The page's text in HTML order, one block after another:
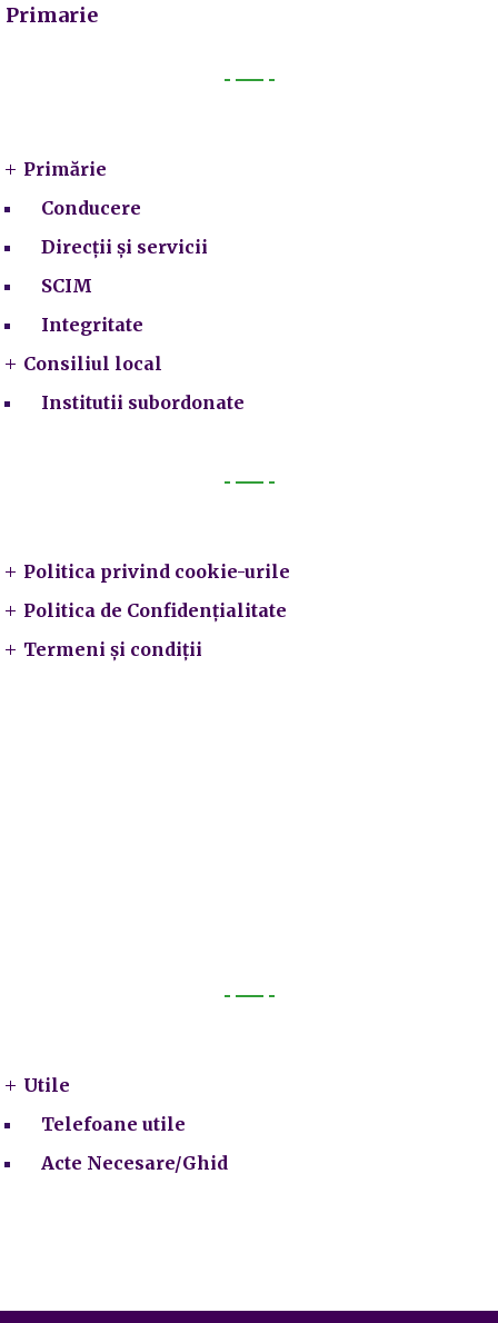
Primarie
Primărie
Conducere
Direcții și servicii
SCIM
Integritate
Consiliul local
Institutii subordonate
Politica privind cookie-urile
Politica de Confidențialitate
Termeni și condiții
Utile
Telefoane utile
Acte Necesare/Ghid